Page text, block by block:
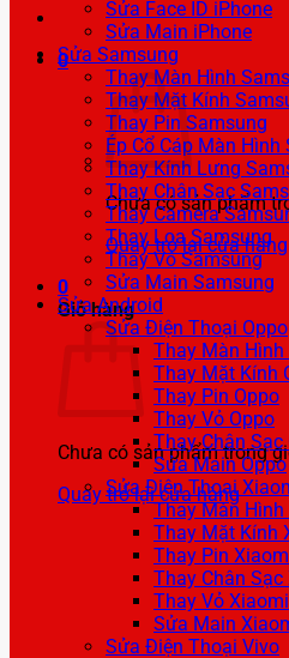
0
Chưa có sản phẩm
Quay trở lại cửa hàng
0
Giỏ hàng
Chưa có sản phẩm trong
Quay trở lại cửa hàng
Sửa Face ID iPhone
Sửa Main iPhone
Sửa Samsung
Thay Màn Hình
Thay Mặt Kính
Thay Pin Samsung
Ép Cổ Cáp Màn Hình
Thay Kính Lưng
Thay Chân Sạc
Thay Camera
Thay Loa Samsung
Thay Vỏ Samsung
Sửa Main Samsung
Sửa Android
Sửa Điện Thoại Oppo
Thay Màn Hình
Thay Mặt Kính
Thay Pin Oppo
Thay Vỏ Oppo
Thay Chân Sạc
Sửa Main Oppo
Sửa Điện Thoại
Thay Màn Hình
Thay Mặt Kính
Thay Pin
Thay Chân Sạc
Thay Vỏ Xiaomi
Sửa Main
Sửa Điện Thoại Vivo